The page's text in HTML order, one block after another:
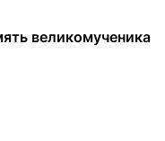
великомученика